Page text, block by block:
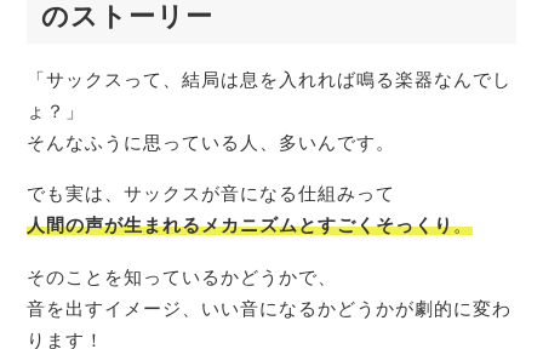
のストーリー
「サックスって、結局は息を入れれば鳴る楽器なんでし
ょ？」
そんなふうに思っている人、多いんです。
でも実は、サックスが音になる仕組みって
人間の声が生まれるメカニズムとすごくそっくり。
そのことを知っているかどうかで、
音を出すイメージ、いい音になるかどうかが劇的に変わ
ります！